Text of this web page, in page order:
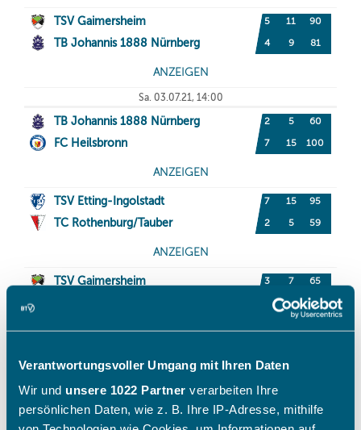
Verantwortungsvoller Umgang mit Ihren Daten
Wir und unsere 1022 Partner verarbeiten Ihre
persönlichen Daten, wie z. B. Ihre IP-Adresse, mithilfe